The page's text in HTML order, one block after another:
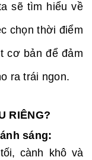
sẽ tìm hiểu về
chọn thời điểm
cơ bản để đảm
ra trái ngon.
RIÊNG?
sáng:
cành khô và